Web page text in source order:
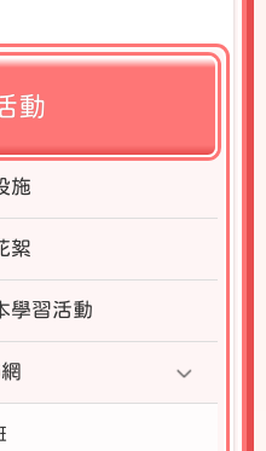
動
施
絮
學習活動